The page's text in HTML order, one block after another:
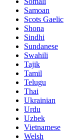
Samoan
Scots Gaelic
Shona
Sindhi
Sundanese
Swahili
Tajik
Tamil
Telugu
Thai
Ukrainian
Urdu
Uzbek
Vietnamese
Welsh